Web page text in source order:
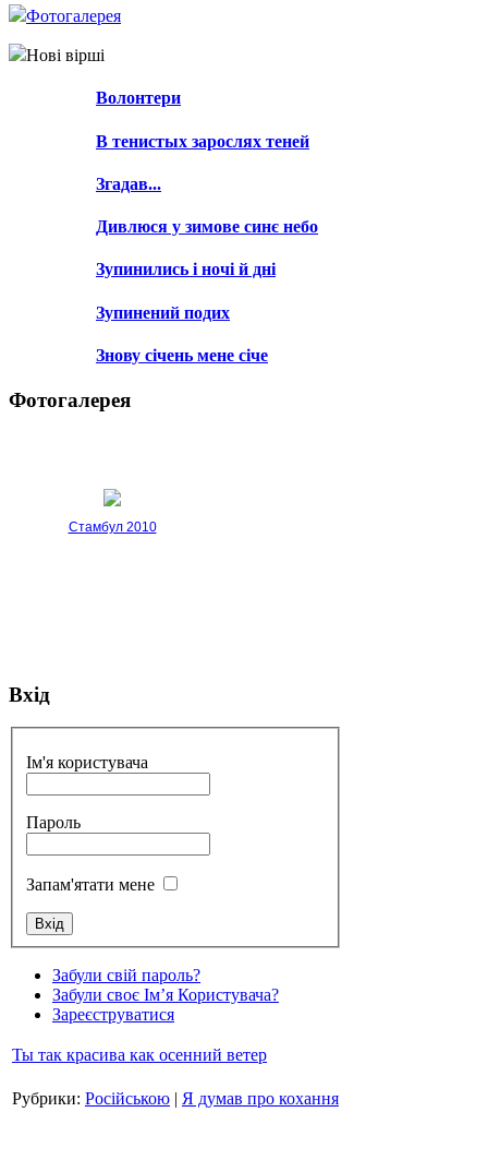
Фотогалерея
Нові вірші
Волонтери
В тенистых зарослях теней
Згадав...
Дивлюся у зимове синє небо
Зупинились і ночі й дні
Зупинений подих
Знову січень мене січе
Фотогалерея
Стамбул 2010
Стамбул 2010
Вхід
Ім'я користувача
Пароль
Запам'ятати мене
Забули свій пароль?
Забули своє Ім’я Користувача?
Зареєструватися
Ты так красива как осенний ветер
Рубрики: Російською | Я думав про кохання